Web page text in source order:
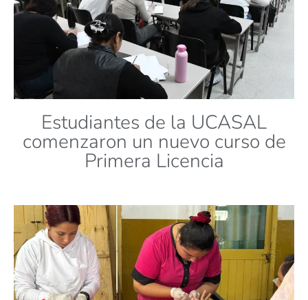
Estudiantes de la UCASAL
comenzaron un nuevo curso de
Primera Licencia